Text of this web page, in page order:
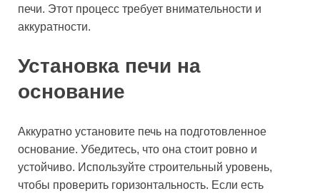
печи. Этот процесс требует внимательности и
аккуратности.
Установка печи на
основание
Аккуратно установите печь на подготовленное
основание. Убедитесь, что она стоит ровно и
устойчиво. Используйте строительный уровень,
чтобы проверить горизонтальность. Если есть